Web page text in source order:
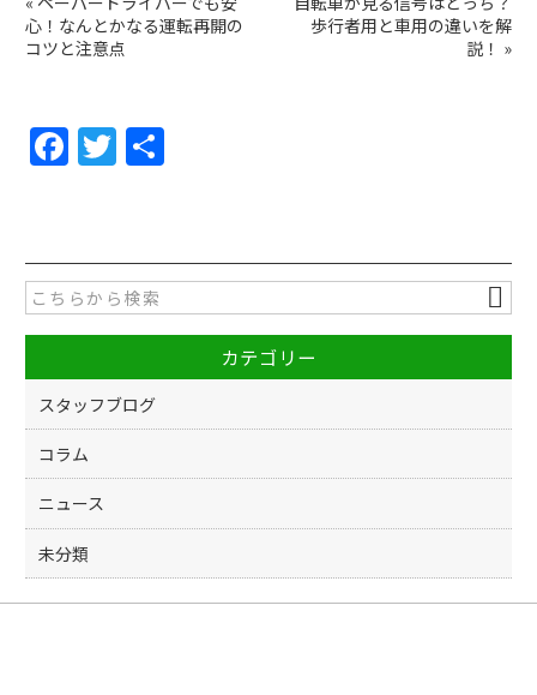
心！なんとかなる運転再開の
コツと注意点
歩行者用と車用の違いを解
説！ »
F
e
b
o
o
k
T
er
カテゴリー
スタッフブログ
コラム
ニュース
未分類